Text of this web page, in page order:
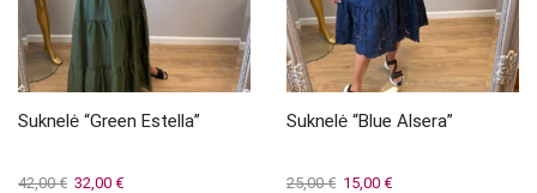
Suknelė “Green Estella”
42,00€ Original
32,00 €Current
Suknelė “Blue Alsera”
25,00€ Original
15,00 €Current